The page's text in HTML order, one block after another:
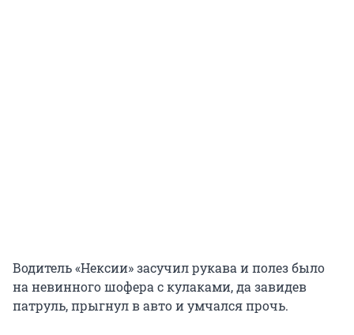
Водитель «Нексии» засучил рукава и полез было
на невинного шофера с кулаками, да завидев
патруль, прыгнул в авто и умчался прочь.